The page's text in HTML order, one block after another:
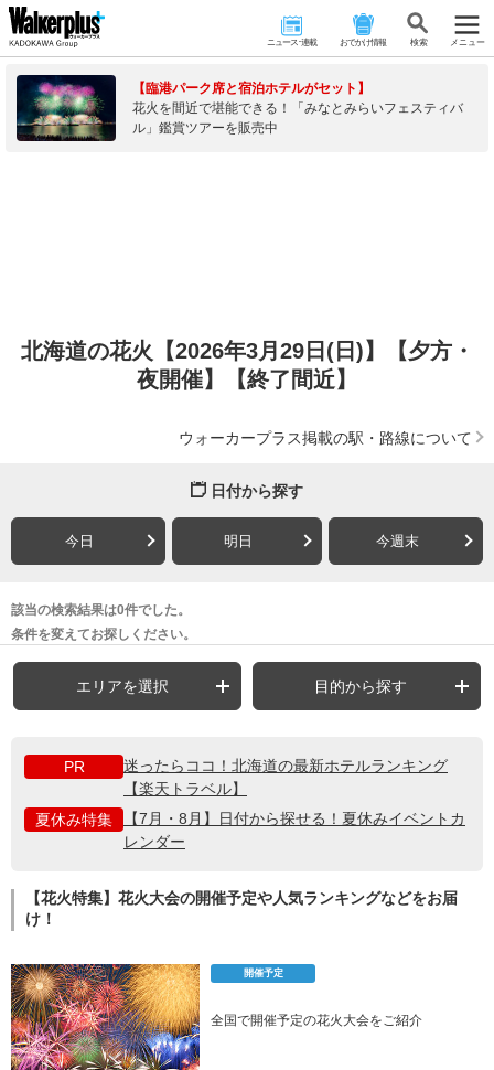
ニュース･連載 おでかけ情報 検 索 メニュー
【臨港パーク席と宿泊ホテルがセット】
花火を間近で堪能できる！「みなとみらいフェスティバ
ル」鑑賞ツアーを販売中
北海道の花火【2026年3月29日(日)】【夕方・
夜開催】【終了間近】
ウォーカープラス掲載の駅・路線について
日付から探す
今日 明日 今週末
該当の検索結果は0件でした。
条件を変えてお探しください。
エリアを選択 目的から探す
PR
迷ったらココ！北海道の最新ホテルランキング
【楽天トラベル】
夏休み特集
【7月・8月】日付から探せる！夏休みイベントカ
レンダー
【花火特集】花火大会の開催予定や人気ランキングなどをお届
け！
開催予定
全国で開催予定の花火大会をご紹介